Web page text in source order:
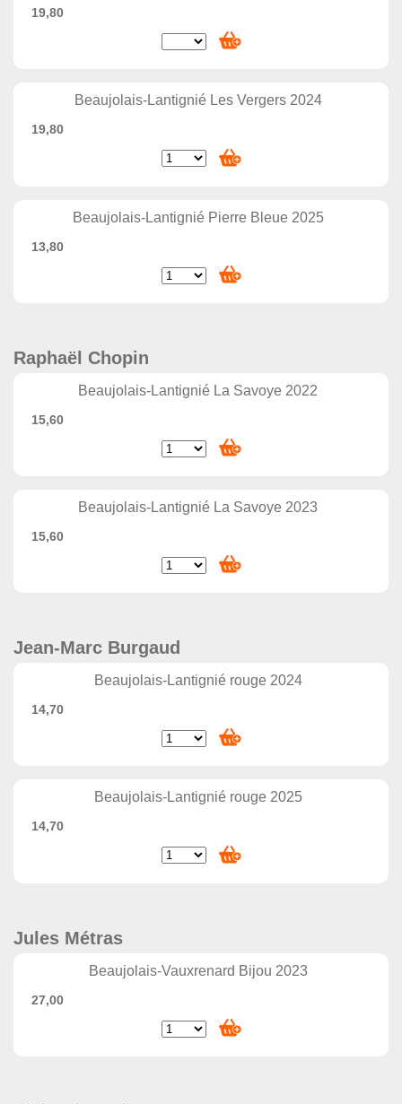
19,80
Beaujolais-Lantignié Les Vergers 2024
19,80
Beaujolais-Lantignié Pierre Bleue 2025
13,80
Raphaël Chopin
Beaujolais-Lantignié La Savoye 2022
15,60
Beaujolais-Lantignié La Savoye 2023
15,60
Jean-Marc Burgaud
Beaujolais-Lantignié rouge 2024
14,70
Beaujolais-Lantignié rouge 2025
14,70
Jules Métras
Beaujolais-Vauxrenard Bijou 2023
27,00